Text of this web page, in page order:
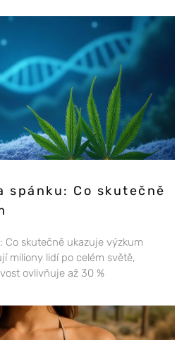
spánku: Co skutečně
Co skutečně ukazuje výzkum
miliony lidí po celém světě,
ovlivňuje až 30 %